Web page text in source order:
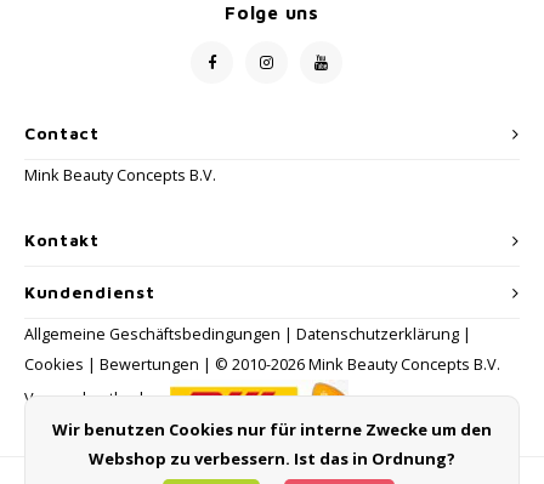
Contact
Mink Beauty Concepts B.V.
Kontakt
Folge uns
Kundendienst
Allgemeine Geschäftsbedingungen | Datenschutzerklärung |
Cookies | Bewertungen | © 2010-2026 Mink Beauty Concepts B.V.
Versandmethoden:
Wir benutzen Cookies nur für interne Zwecke um den
Webshop zu verbessern. Ist das in Ordnung?